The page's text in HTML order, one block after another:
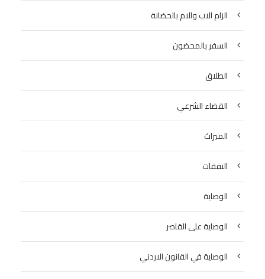
الزام الاب والام بالحضانة
السفر بالمحضون
الطلاق
القضاء الشرعي
الميراث
النفقات
الوصاية
الوصاية على القاصر
الوصاية في القانون الاردني